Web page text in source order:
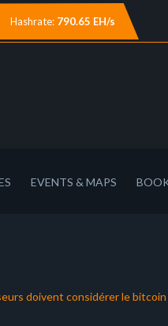
Hashrate: 790.65 EH/s
EVENTS & MAPS
doivent considérer le